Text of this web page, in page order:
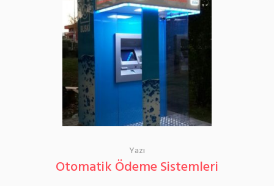
Yazı
Otomatik Ödeme Sistemleri